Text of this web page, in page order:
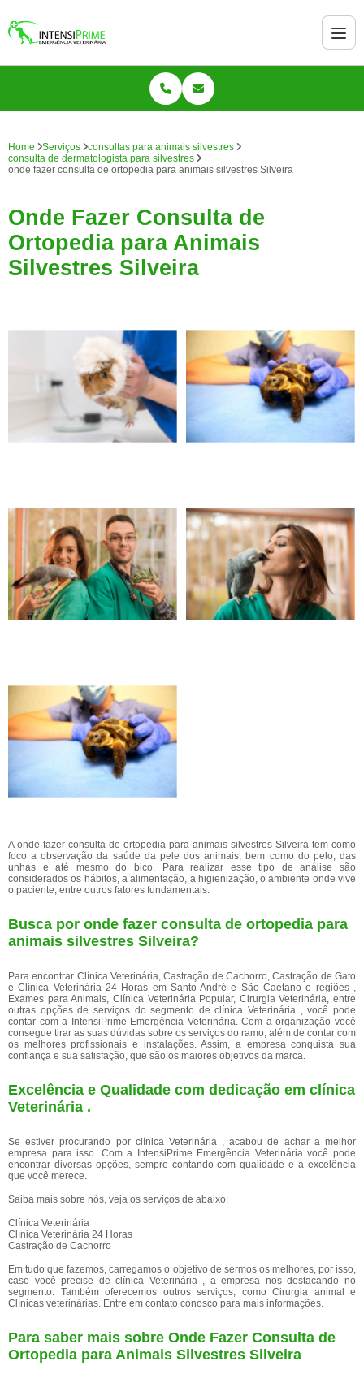
Home Serviços
consultas para animais silvestres
consulta de dermatologista para silvestres
onde fazer consulta de ortopedia para animais silvestres Silveira
Onde Fazer Consulta de
Ortopedia para Animais
Silvestres Silveira
A onde fazer consulta de ortopedia para animais silvestres Silveira tem como
foco a observação da saúde da pele dos animais, bem como do pelo, das
unhas e até mesmo do bico. Para realizar esse tipo de análise são
considerados os hábitos, a alimentação, a higienização, o ambiente onde vive
o paciente, entre outros fatores fundamentais.
Busca por onde fazer consulta de ortopedia para
animais silvestres Silveira?
Para encontrar Clínica Veterinária, Castração de Cachorro, Castração de Gato
e Clínica Veterinária 24 Horas em Santo André e São Caetano e regiões ,
Exames para Animais, Clínica Veterinária Popular, Cirurgia Veterinária, entre
outras opções de serviços do segmento de clínica Veterinária , você pode
contar com a IntensiPrime Emergência Veterinária. Com a organização você
consegue tirar as suas dúvidas sobre os serviços do ramo, além de contar com
os melhores profissionais e instalações. Assim, a empresa conquista sua
confiança e sua satisfação, que são os maiores objetivos da marca.
Excelência e Qualidade com dedicação em clínica
Veterinária .
Se estiver procurando por clínica Veterinária , acabou de achar a melhor
empresa para isso. Com a IntensiPrime Emergência Veterinária você pode
encontrar diversas opções, sempre contando com qualidade e a excelência
que você merece.
Saiba mais sobre nós, veja os serviços de abaixo:
Clínica Veterinária
Clínica Veterinária 24 Horas
Castração de Cachorro
Em tudo que fazemos, carregamos o objetivo de sermos os melhores, por isso,
caso você precise de clínica Veterinária , a empresa nos destacando no
segmento. Também oferecemos outros serviços, como Cirurgia animal e
Clínicas veterinárias. Entre em contato conosco para mais informações.
Para saber mais sobre Onde Fazer Consulta de
Ortopedia para Animais Silvestres Silveira